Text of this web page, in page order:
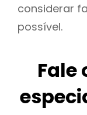
considerar
possível.
Fale